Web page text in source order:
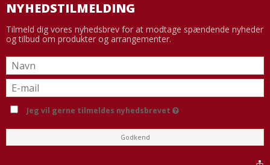
NYHEDSTILMELDING
Tilmeld dig vores nyhedsbrev for at modtage spændende nyheder
og tilbud om produkter og arrangementer.
Jeg vil gerne tilmeldes nyhedsbrevet
Godkend